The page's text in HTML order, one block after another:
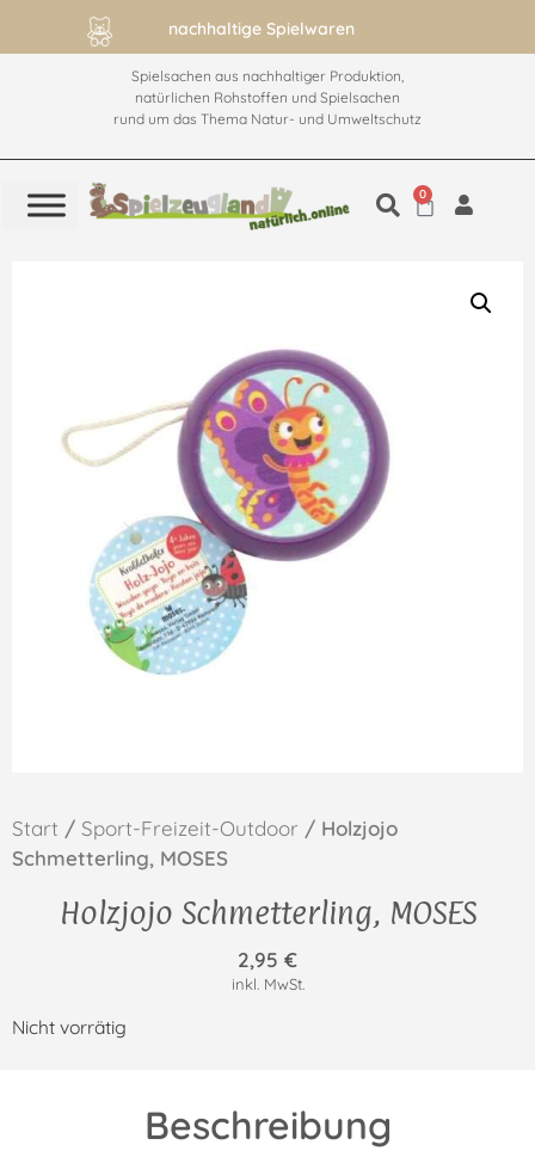
nachhaltige Spielwaren
Spielsachen aus nachhaltiger Produktion,
natürlichen Rohstoffen und Spielsachen
rund um das Thema Natur- und Umweltschutz
0
Start / Sport-Freizeit-Outdoor / Holzjojo
Schmetterling, MOSES
Holzjojo Schmetterling, MOSES
2,95 €
inkl. MwSt.
Nicht vorrätig
Beschreibung